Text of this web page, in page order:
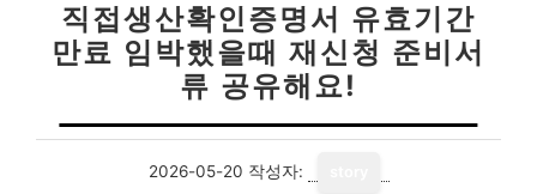
직접생산확인증명서 유효기간
만료 임박했을때 재신청 준비서
류 공유해요!
2026-05-20 작성자: